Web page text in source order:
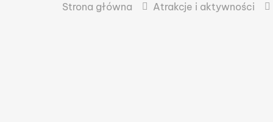
Strona główna Atrakcje i aktywności